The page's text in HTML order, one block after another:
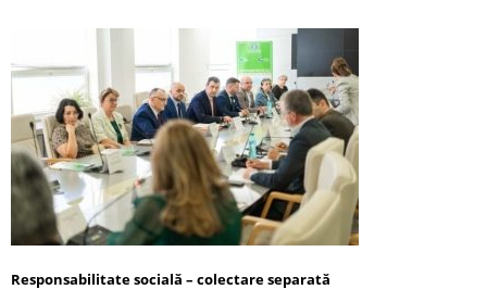
Responsabilitate socială – colectare separată